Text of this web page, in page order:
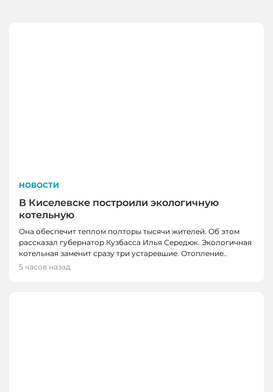
НОВОСТИ
В Киселевске построили экологичную
котельную
Она обеспечит теплом полторы тысячи жителей. Об этом
рассказал губернатор Кузбасса Илья Середюк. Экологичная
котельная заменит сразу три устаревшие. Отопление..
5 часов назад